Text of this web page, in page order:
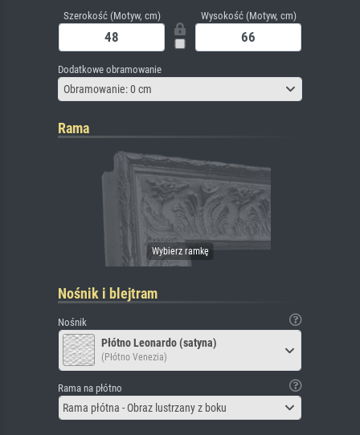
Szerokość (Motyw, cm) Wysokość (Motyw, cm)
Dodatkowe obramowanie
Obramowanie: 0 cm
Rama
Nośnik i blejtram
Nośnik
Płótno Leonardo (satyna)
(Płótno Venezia)
Rama na płótno
Rama płótna - Obraz lustrzany z boku